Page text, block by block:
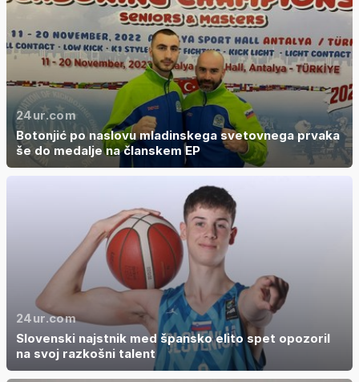
24ur.com
Botonjić po naslovu mladinskega svetovnega prvaka
še do medalje na članskem EP
24ur.com
Slovenski najstnik med špansko elito spet opozoril
na svoj razkošni talent